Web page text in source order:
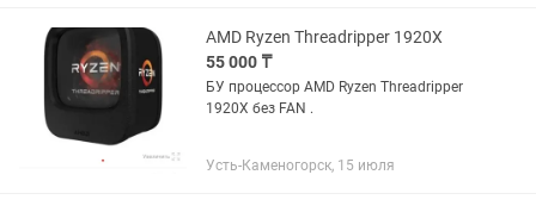
AMD Ryzen Threadripper 1920X
55 000 ₸
БУ процессор AMD Ryzen Threadripper
1920X без FAN .
Усть-Каменогорск, 15 июля